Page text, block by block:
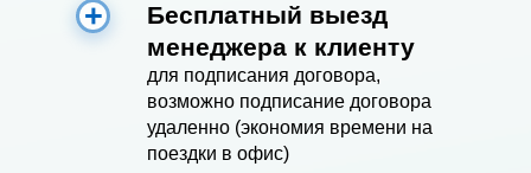
Бесплатный выезд
менеджера к клиенту
для подписания договора,
возможно подписание договора
удаленно (экономия времени на
поездки в офис)